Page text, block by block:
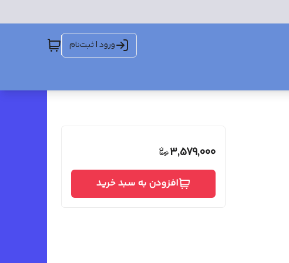
ورود | ثبت‌نام
3,579,000
افزودن به سبد خرید